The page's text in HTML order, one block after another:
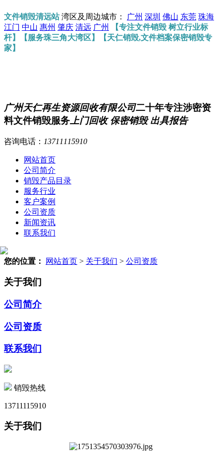
文件销毁清远站湾区及周边城市： 广州 深圳 佛山 东莞 珠海
江门 中山 惠州 肇庆 清远 广州
【专注文件销毁 树立行业标
杆】【服务珠三角大湾区】【天仁销毁,文件档案保密销毁专
家】
广州天仁再生资源回收有限公司二十年专注涉密资
料文件销毁服务 上门回收 保密销毁 出具报告
咨询电话： 13711115910
网站首页
公司简介
销毁产品目录
服务行业
客户案例
公司资质
新闻资讯
联系我们
您的位置： 网站首页 > 关于我们 > 公司资质
关于我们
公司简介
公司资质
联系我们
销毁热线
13711115910
关于我们